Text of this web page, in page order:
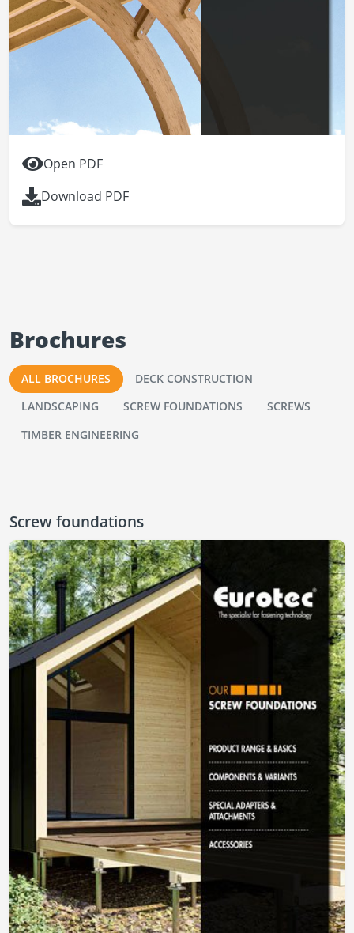
Open PDF
Download PDF
Brochures
ALL BROCHURES
DECK CONSTRUCTION
LANDSCAPING
SCREW FOUNDATIONS
SCREWS
TIMBER ENGINEERING
Screw foundations